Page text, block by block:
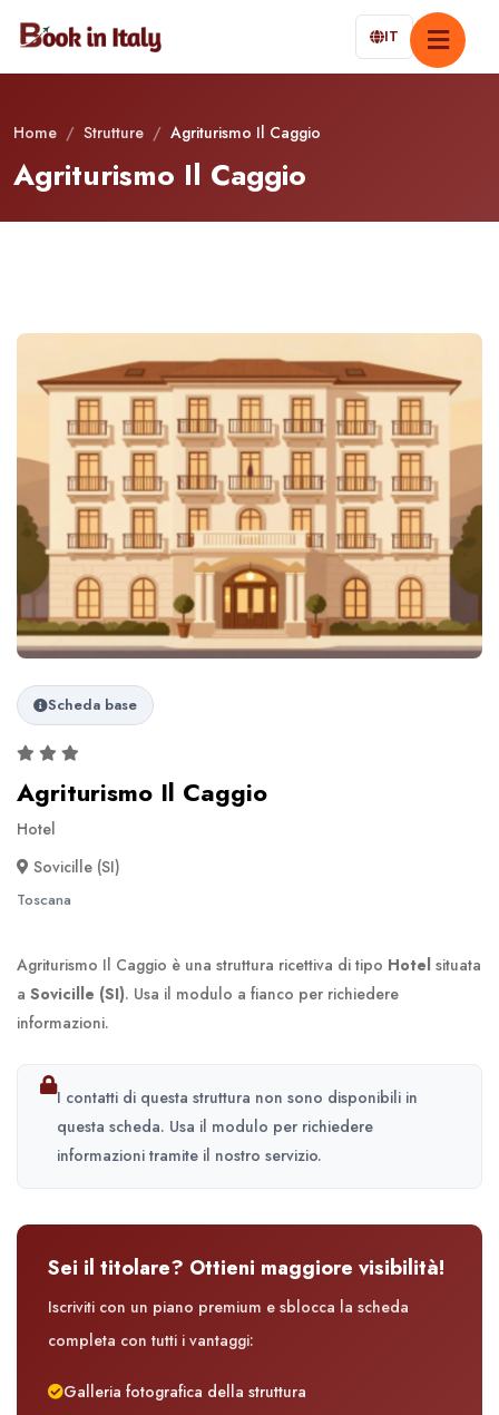
IT
Home / Strutture / Agriturismo Il Caggio
Agriturismo Il Caggio
Scheda base
Agriturismo Il Caggio
Hotel
Sovicille (SI)
Toscana
Agriturismo Il Caggio è una struttura ricettiva di tipo Hotel situata
a Sovicille (SI). Usa il modulo a fianco per richiedere
informazioni.
I contatti di questa struttura non sono disponibili in
questa scheda. Usa il modulo per richiedere
informazioni tramite il nostro servizio.
Sei il titolare? Ottieni maggiore visibilità!
Iscriviti con un piano premium e sblocca la scheda
completa con tutti i vantaggi:
Galleria fotografica della struttura